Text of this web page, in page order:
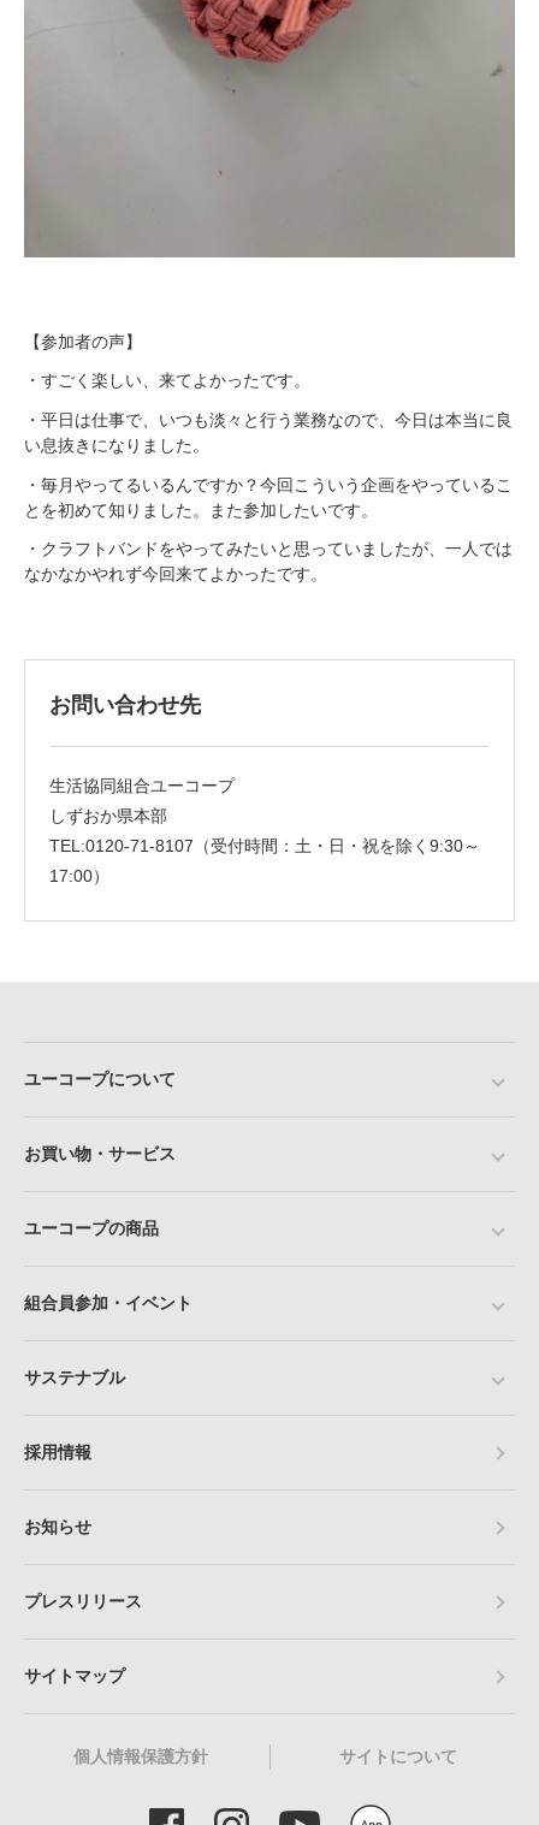
【参加者の声】
・すごく楽しい、来てよかったです。
・平日は仕事で、いつも淡々と行う業務なので、今日は本当に良
い息抜きになりました。
・毎月やってるいるんですか？今回こういう企画をやっているこ
とを初めて知りました。また参加したいです。
・クラフトバンドをやってみたいと思っていましたが、一人では
なかなかやれず今回来てよかったです。
お問い合わせ先
生活協同組合ユーコープ
しずおか県本部
TEL:0120-71-8107（受付時間：土・日・祝を除く9:30～
17:00）
ユーコープについて
お買い物・サービス
ユーコープの商品
組合員参加・イベント
サステナブル
採用情報
お知らせ
プレスリリース
サイトマップ
個人情報保護方針 サイトについて